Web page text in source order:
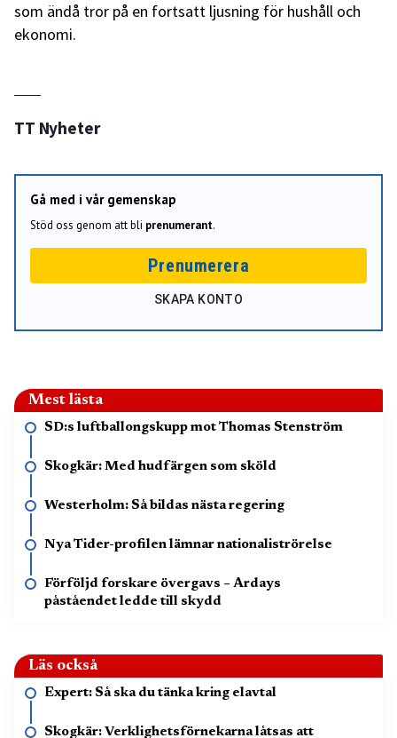
som ändå tror på en fortsatt ljusning för hushåll och
ekonomi.
TT Nyheter
Gå med i vår gemenskap
Stöd oss genom att bli prenumerant.
Prenumerera
SKAPA KONTO
Mest lästa
SD:s luftballongskupp mot Thomas Stenström
Skogkär: Med hudfärgen som sköld
Westerholm: Så bildas nästa regering
Nya Tider-profilen lämnar nationaliströrelse
Förföljd forskare övergavs – Ardays
påståendet ledde till skydd
Läs också
Expert: Så ska du tänka kring elavtal
Skogkär: Verklighetsförnekarna låtsas att